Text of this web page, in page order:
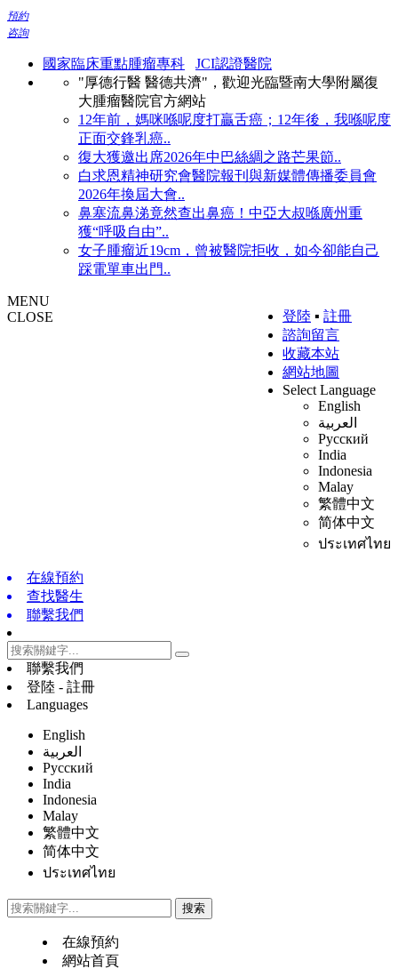
預約
咨詢
國家臨床重點腫瘤專科
JCI認證醫院
"厚德行醫 醫德共濟"，歡迎光臨暨南大學附屬復
大腫瘤醫院官方網站
12年前，媽咪喺呢度打贏舌癌；12年後，我喺呢度
正面交鋒乳癌..
復大獲邀出席2026年中巴絲綢之路芒果節..
白求恩精神研究會醫院報刊與新媒體傳播委員會
2026年換屆大會..
鼻塞流鼻涕竟然查出鼻癌！中亞大叔喺廣州重
獲“呼吸自由”..
女子腫瘤近19cm，曾被醫院拒收，如今卻能自己
踩電單車出門..
登陸 ▪ 註冊
諮詢留言
收藏本站
網站地圖
Select Language
English
العربية
Русский
India
Indonesia
Malay
繁體中文
简体中文
ประเทศไทย
MENU
CLOSE
在線預約
查找醫生
聯繫我們
聯繫我們
登陸 - 註冊
Languages
English
العربية
Русский
India
Indonesia
Malay
繁體中文
简体中文
ประเทศไทย
在線預約
網站首頁